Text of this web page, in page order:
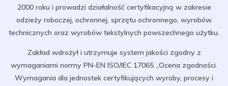
2000 roku i prowadzi działalność certyfikacyjną w zakresie
odzieży roboczej, ochronnej, sprzętu ochronnego, wyrobów
technicznych oraz wyrobów tekstylnych powszechnego użytku.
Zakład wdrożył i utrzymuje system jakości zgodny z
wymaganiami normy PN-EN ISO/IEC 17065 „Ocena zgodności.
Wymagania dla jednostek certyfikujących wyroby, procesy i